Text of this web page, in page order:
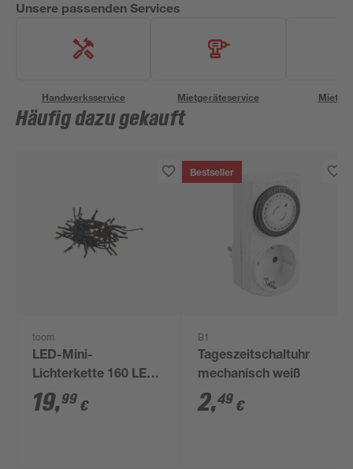
Unsere passenden Services
Handwerksservice Mietgeräteservice
Häufig dazu gekauft
toom
LED-Mini-
Lichterkette 160 LEDs
warmweiß 1110 cm
19,99 €
Bestseller
B1
Tageszeitschaltuhr
mechanisch weiß
2,49 €